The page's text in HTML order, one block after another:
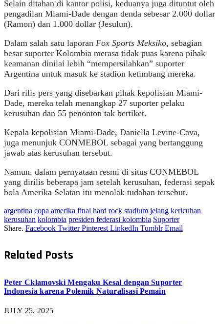
Selain ditahan di kantor polisi, keduanya juga dituntut oleh
pengadilan Miami-Dade dengan denda sebesar 2.000 dollar
(Ramon) dan 1.000 dollar (Jesulun).
Dalam salah satu laporan Fox Sports Meksiko, sebagian
besar suporter Kolombia merasa tidak puas karena pihak
keamanan dinilai lebih “mempersilahkan” suporter
Argentina untuk masuk ke stadion ketimbang mereka.
Dari rilis pers yang disebarkan pihak kepolisian Miami-
Dade, mereka telah menangkap 27 suporter pelaku
kerusuhan dan 55 penonton tak bertiket.
Kepala kepolisian Miami-Dade, Daniella Levine-Cava,
juga menunjuk CONMEBOL sebagai yang bertanggung
jawab atas kerusuhan tersebut.
Namun, dalam pernyataan resmi di situs CONMEBOL
yang dirilis beberapa jam setelah kerusuhan, federasi sepak
bola Amerika Selatan itu menolak tudahan tersebut.
argentina copa amerika final hard rock stadium jelang kericuhan
kerusuhan kolombia presiden federasi kolombia Suporter
Share. Facebook Twitter Pinterest LinkedIn Tumblr Email
Related Posts
Peter Cklamovski Mengaku Kesal dengan Suporter
Indonesia karena Polemik Naturalisasi Pemain
JULY 25, 2025